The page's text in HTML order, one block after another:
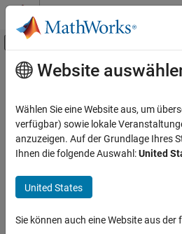
Weiter zum Inhalt
Umschaltung für Off-
Startseite der Dokumentation
Financial Toolbox
Financial Data Analytics
depstln
Hauptinhalt
depstln
Straight-line depreciation schedule
collapse all in page
Depreciation =
Website
Wählen Sie eine Website aus, um
verfügbar) sowie lokale
anzuzeigen. Auf der Grundlage Ihres
Ihnen die folgende Auswahl:United
United States
Sie können auch eine Website aus